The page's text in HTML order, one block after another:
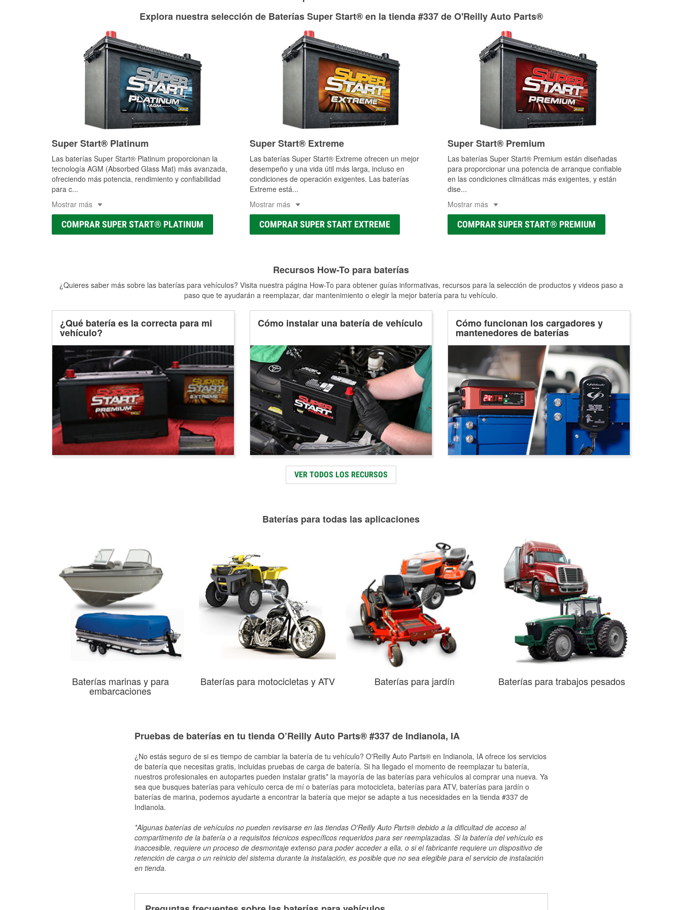
Más información acerca del servicio de mangueras hidráulicas a la medida en tu tienda local
Explora nuestra selección de Baterías Super Start® en la tienda #337 de O'Reilly Auto Parts®
Super Start® Platinum
Las baterías Super Start® Platinum proporcionan la
tecnología AGM (Absorbed Glass Mat) más avanzada,
ofreciendo más potencia, rendimiento y confiabilidad
para c...
Mostrar más
COMPRAR SUPER START® PLATINUM
Super Start® Extreme
Las baterías Super Start® Extreme ofrecen un mejor
desempeño y una vida útil más larga, incluso en
condiciones de operación exigentes. Las baterías
Extreme está...
Mostrar más
COMPRAR SUPER START EXTREME
Super Start® Premium
Las baterías Super Start® Premium están diseñadas
para proporcionar una potencia de arranque confiable
en las condiciones climáticas más exigentes, y están
dise...
Mostrar más
COMPRAR SUPER START® PREMIUM
Recursos How-To para baterías
¿Quieres saber más sobre las baterías para vehículos? Visita nuestra página How-To para obtener guías informativas, recursos para la selección de productos y videos paso a
paso que te ayudarán a reemplazar, dar mantenimiento o elegir la mejor batería para tu vehículo.
¿Qué batería es la correcta para mi
vehículo?
Cómo instalar una batería de vehículo Cómo funcionan los cargadores y
mantenedores de baterías
VER TODOS LOS RECURSOS
Baterías para todas las aplicaciones
Baterías marinas y para
embarcaciones
Baterías para motocicletas y ATV Baterías para jardín Baterías para trabajos pesados
Pruebas de baterías en tu tienda O’Reilly Auto Parts® #337 de Indianola, IA
¿No estás seguro de si es tiempo de cambiar la batería de tu vehículo? O'Reilly Auto Parts® en Indianola, IA ofrece los servicios
de batería que necesitas gratis, incluidas pruebas de carga de batería. Si ha llegado el momento de reemplazar tu batería,
nuestros profesionales en autopartes pueden instalar gratis* la mayoría de las baterías para vehículos al comprar una nueva. Ya
sea que busques baterías para vehículo cerca de mí o baterías para motocicleta, baterías para ATV, baterías para jardín o
baterías de marina, podemos ayudarte a encontrar la batería que mejor se adapte a tus necesidades en la tienda #337 de
Indianola.
*Algunas baterías de vehículos no pueden revisarse en las tiendas O'Reilly Auto Parts® debido a la dificultad de acceso al
compartimento de la batería o a requisitos técnicos específicos requeridos para ser reemplazadas. Si la batería del vehículo es
inaccesible, requiere un proceso de desmontaje extenso para poder acceder a ella, o si el fabricante requiere un dispositivo de
retención de carga o un reinicio del sistema durante la instalación, es posible que no sea elegible para el servicio de instalación
en tienda.